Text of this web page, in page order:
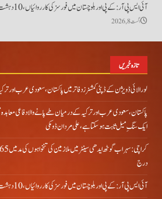
آئی ایس پی آر: کے پی اور بلوچستان میں فورسز کی کارروائیاں، 10 دہشت گرد ہلاک، 12 گرفتار، کیپٹن حمزہ شہید
اگست 8, 2026
تازہ خبریں
لورالائی ڈویژن کے ڈپٹی کمشنرز دفاتر میں پاکستان، سعودی عرب اور
پاکستان، سعودی عرب اور ترکیہ کے درمیان طے پانے والا دفاعی معاہدہ
ایک سنگِ میل ثابت ہو سکتا ہے، علی مردان ڈومکی
درج
آئی ایس پی آر: کے پی اور بلوچستان میں فورسز کی کارروائیاں، 10 دہشت گرد ہلاک، 12 گرفتار، کیپٹن حمزہ شہید